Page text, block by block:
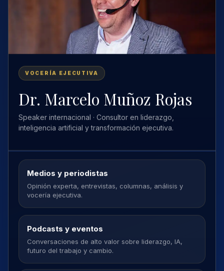
VOCERÍA EJECUTIVA
Dr. Marcelo Muñoz Rojas
Speaker internacional · Consultor en liderazgo,
inteligencia artificial y transformación ejecutiva.
Medios y periodistas
Opinión experta, entrevistas, columnas, análisis y
vocería ejecutiva.
Podcasts y eventos
Conversaciones de alto valor sobre liderazgo, IA,
futuro del trabajo y cambio.